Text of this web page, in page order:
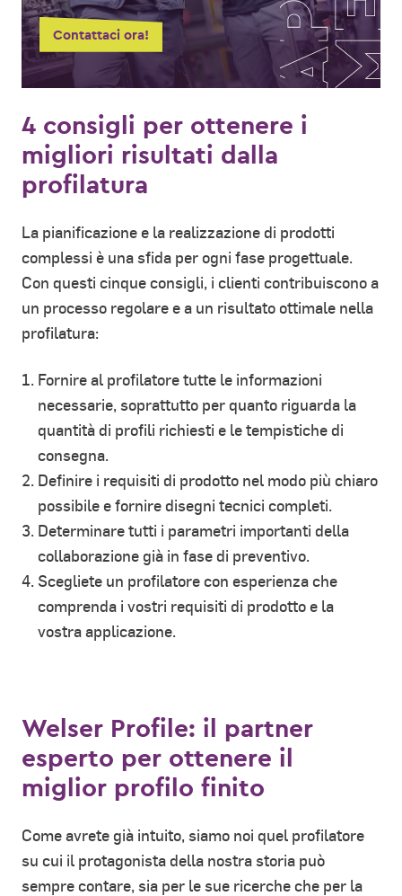
Contattaci ora!
4 consigli per ottenere i
migliori risultati dalla
profilatura
La pianificazione e la realizzazione di prodotti
complessi è una sfida per ogni fase progettuale.
Con questi cinque consigli, i clienti contribuiscono a
un processo regolare e a un risultato ottimale nella
profilatura:
Fornire al profilatore tutte le informazioni
necessarie, soprattutto per quanto riguarda la
quantità di profili richiesti e le tempistiche di
consegna.
Definire i requisiti di prodotto nel modo più chiaro
possibile e fornire disegni tecnici completi.
Determinare tutti i parametri importanti della
collaborazione già in fase di preventivo.
Scegliete un profilatore con esperienza che
comprenda i vostri requisiti di prodotto e la
vostra applicazione.
Welser Profile: il partner
esperto per ottenere il
miglior profilo finito
Come avrete già intuito, siamo noi quel profilatore
su cui il protagonista della nostra storia può
sempre contare, sia per le sue ricerche che per la